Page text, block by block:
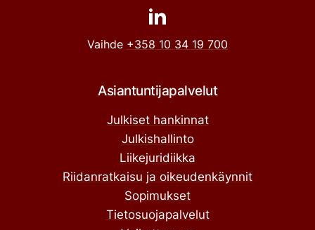
Vaihde +358 10 34 19 700
Asiantuntijapalvelut
Julkiset hankinnat
Julkishallinto
Liikejuridiikka
Riidanratkaisu ja oikeudenkäynnit
Sopimukset
Tietosuojapalvelut